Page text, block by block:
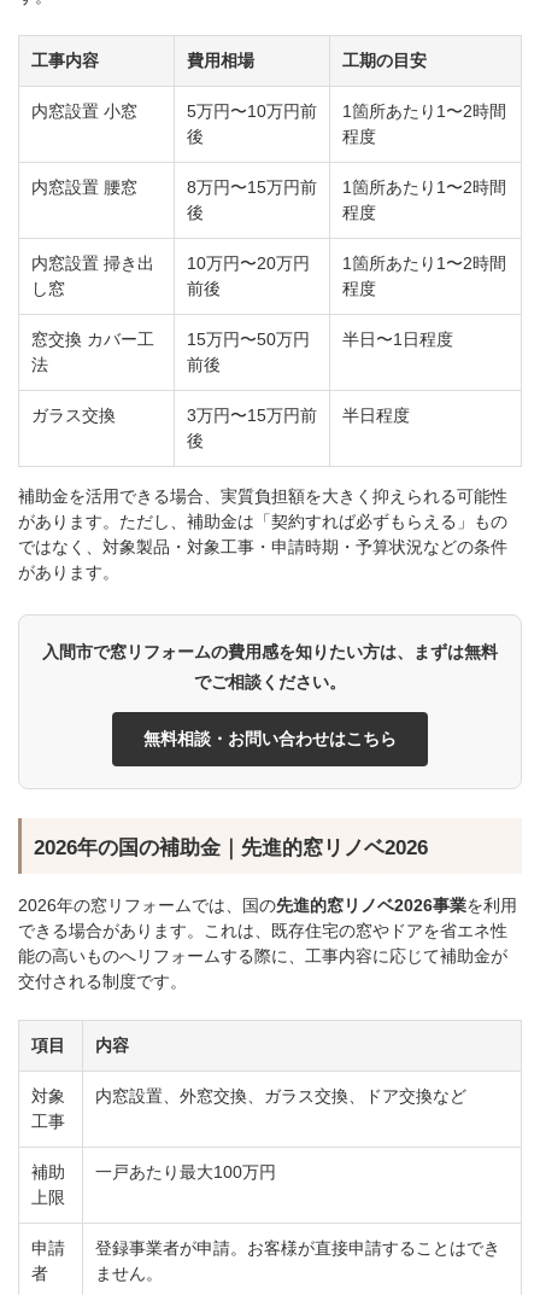
工事内容 費用相場 工期の目安
内窓設置 小窓
5万円〜10万円前
後
1箇所あたり1〜2時間
程度
内窓設置 腰窓
8万円〜15万円前
後
1箇所あたり1〜2時間
程度
内窓設置 掃き出
し窓
10万円〜20万円
前後
1箇所あたり1〜2時間
程度
窓交換 カバー工
法
15万円〜50万円
前後
半日〜1日程度
ガラス交換
3万円〜15万円前
後
半日程度
補助金を活用できる場合、実質負担額を大きく抑えられる可能性
があります。ただし、補助金は「契約すれば必ずもらえる」もの
ではなく、対象製品・対象工事・申請時期・予算状況などの条件
があります。
入間市で窓リフォームの費用感を知りたい方は、まずは無料
でご相談ください。
無料相談・お問い合わせはこちら
2026年の国の補助金｜先進的窓リノベ2026
2026年の窓リフォームでは、国の先進的窓リノベ2026事業を利用
できる場合があります。これは、既存住宅の窓やドアを省エネ性
能の高いものへリフォームする際に、工事内容に応じて補助金が
交付される制度です。
項目 内容
対象
工事
内窓設置、外窓交換、ガラス交換、ドア交換など
補助
上限
一戸あたり最大100万円
申請
者
登録事業者が申請。お客様が直接申請することはでき
ません。